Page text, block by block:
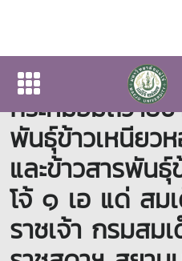
มหาวิทยาลัยแม่
กระหม่อมถวายข้
พันธุ์ข้าวเหนียว
และข้าวสารพันธุ์
โจ้ ๑ เอ แด่ สม
ราชเจ้า กรมสม